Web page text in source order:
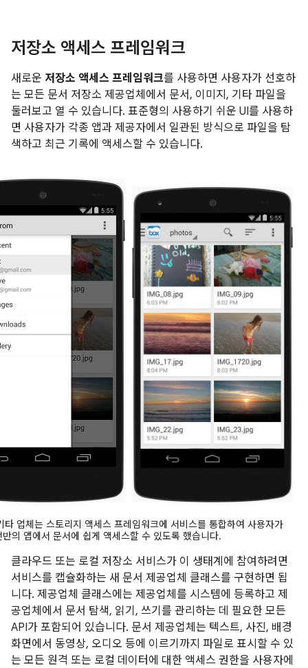
저장소 액세스 프레임워크
새로운 저장소 액세스 프레임워크를 사용하면 사용자가 선호하
는 모든 문서 저장소 제공업체에서 문서, 이미지, 기타 파일을
둘러보고 열 수 있습니다. 표준형의 사용하기 쉬운 UI를 사용하
면 사용자가 각종 앱과 제공자에서 일관된 방식으로 파일을 탐
색하고 최근 기록에 액세스할 수 있습니다.
타 업체는 스토리지 액세스 프레임워크에 서비스를 통합하여 사용자가
의 앱에서 문서에 쉽게 액세스할 수 있도록 했습니다.
클라우드 또는 로컬 저장소 서비스가 이 생태계에 참여하려면
서비스를 캡슐화하는 새 문서 제공업체 클래스를 구현하면 됩
니다. 제공업체 클래스에는 제공업체를 시스템에 등록하고 제
공업체에서 문서 탐색, 읽기, 쓰기를 관리하는 데 필요한 모든
API가 포함되어 있습니다. 문서 제공업체는 텍스트, 사진, 배경
화면에서 동영상, 오디오 등에 이르기까지 파일로 표시할 수 있
는 모든 원격 또는 로컬 데이터에 대한 액세스 권한을 사용자에